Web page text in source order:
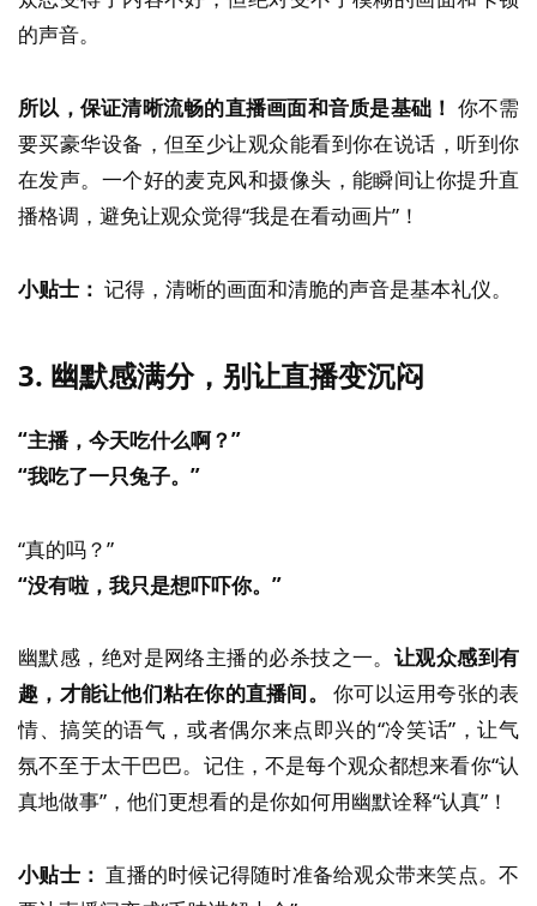
的声音。
所以，保证清晰流畅的直播画面和音质是基础！ 你不需
要买豪华设备，但至少让观众能看到你在说话，听到你
在发声。一个好的麦克风和摄像头，能瞬间让你提升直
播格调，避免让观众觉得“我是在看动画片”！
小贴士： 记得，清晰的画面和清脆的声音是基本礼仪。
3. 幽默感满分，别让直播变沉闷
“主播，今天吃什么啊？”
“我吃了一只兔子。”
“真的吗？”
“没有啦，我只是想吓吓你。”
幽默感，绝对是网络主播的必杀技之一。 让观众感到有
趣，才能让他们粘在你的直播间。
你可以运用夸张的表
情、搞笑的语气，或者偶尔来点即兴的“冷笑话”，让气
氛不至于太干巴巴。记住，不是每个观众都想来看你“认
真地做事”，他们更想看的是你如何用幽默诠释“认真”！
小贴士： 直播的时候记得随时准备给观众带来笑点。不